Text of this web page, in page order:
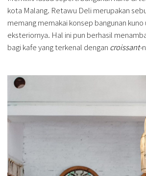
kota Malang. Retawu Deli merupakan
memang memakai konsep bangunan
eksteriornya. Hal ini pun berhasil
bagi kafe yang terkenal dengan croissant-